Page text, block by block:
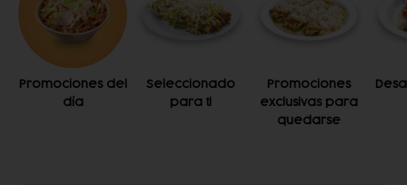
Promociones del
día
Seleccionado
para ti
Promociones
exclusivas para
quedarse